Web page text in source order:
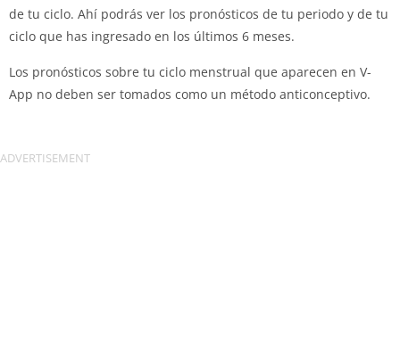
de tu ciclo. Ahí podrás ver los pronósticos de tu periodo y de tu
ciclo que has ingresado en los últimos 6 meses.
Los pronósticos sobre tu ciclo menstrual que aparecen en V-
App no deben ser tomados como un método anticonceptivo.